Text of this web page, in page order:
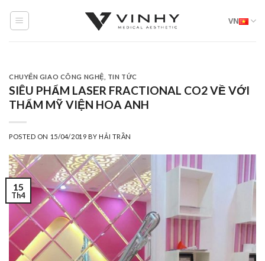
VN
CHUYỂN GIAO CÔNG NGHỆ TIN TỨC
SIÊU PHẨM LASER FRACTIONAL CO2 VỀ VỚI
THẨM MỸ VIỆN HOA ANH
POSTED ON 15/04/2019 BYHẢI TRẦN
15
Th4